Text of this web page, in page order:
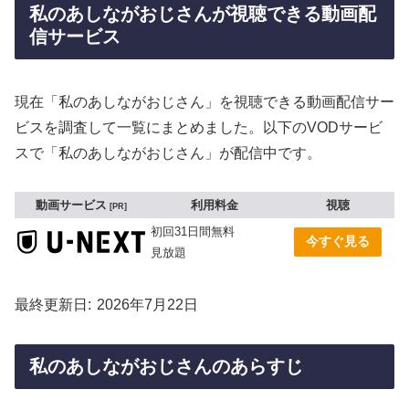
私のあしながおじさんが視聴できる動画配
信サービス
現在「私のあしながおじさん」を視聴できる動画配信サー
ビスを調査して一覧にまとめました。以下のVODサービ
スで「私のあしながおじさん」が配信中です。
動画サービス PR 利用料金
視聴
初回31日間無料
見放題
今すぐ見る
最終更新日 2026年7月22日
私のあしながおじさんのあらすじ